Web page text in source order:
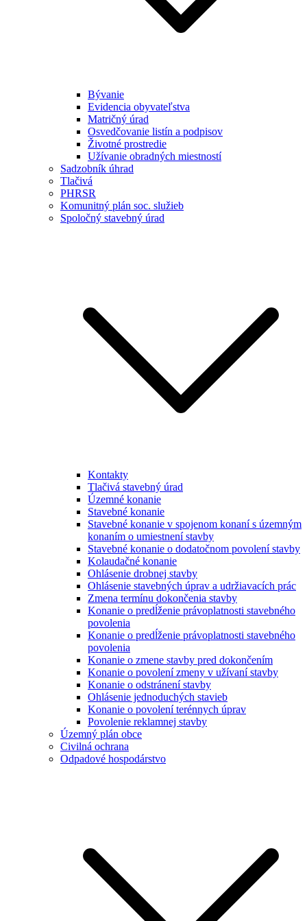
Bývanie
Evidencia obyvateľstva
Matričný úrad
Osvedčovanie listín a podpisov
Životné prostredie
Užívanie obradných miestností
Sadzobník úhrad
Tlačivá
PHRSR
Komunitný plán soc. služieb
Spoločný stavebný úrad
Kontakty
Tlačivá stavebný úrad
Územné konanie
Stavebné konanie
Stavebné konanie v spojenom konaní s územným
konaním o umiestnení stavby
Stavebné konanie o dodatočnom povolení stavby
Kolaudačné konanie
Ohlásenie drobnej stavby
Ohlásenie stavebných úprav a udržiavacích prác
Zmena termínu dokončenia stavby
Konanie o predĺženie právoplatnosti stavebného
povolenia
Konanie o predĺženie právoplatnosti stavebného
povolenia
Konanie o zmene stavby pred dokončením
Konanie o povolení zmeny v užívaní stavby
Konanie o odstránení stavby
Ohlásenie jednoduchých stavieb
Konanie o povolení terénnych úprav
Povolenie reklamnej stavby
Územný plán obce
Civilná ochrana
Odpadové hospodárstvo